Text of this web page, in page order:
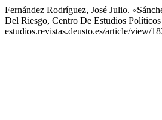
Fernández Rodríguez, José Julio.
Del Riesgo, Centro De Estudios
estudios.revistas.deusto.es/article/view/